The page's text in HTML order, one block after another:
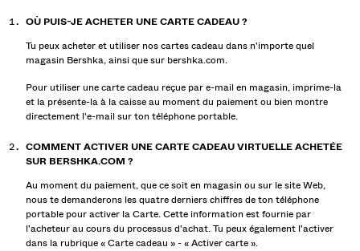
OÙ PUIS-JE ACHETER UNE CARTE CADEAU ?
Tu peux acheter et utiliser nos cartes cadeau dans n'importe quel
magasin Bershka, ainsi que sur bershka.com.
Pour utiliser une carte cadeau reçue par e-mail en magasin, imprime-la
et la présente-la à la caisse au moment du paiement ou bien montre
directement l'e-mail sur ton téléphone portable.
COMMENT ACTIVER UNE CARTE CADEAU VIRTUELLE ACHETÉE
SUR BERSHKA.COM ?
Au moment du paiement, que ce soit en magasin ou sur le site Web,
nous te demanderons les quatre derniers chiffres de ton téléphone
portable pour activer la Carte. Cette information est fournie par
l'acheteur au cours du processus d'achat. Tu peux également l'activer
dans la rubrique « Carte cadeau » - « Activer carte ».